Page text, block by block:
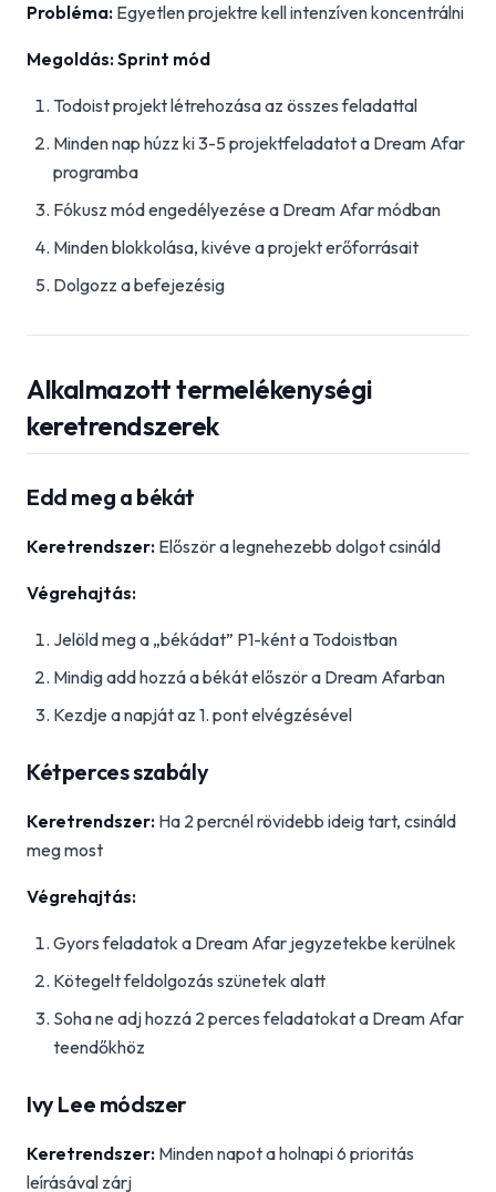
Probléma: Egyetlen projektre kell intenzíven koncentrálni
Megoldás: Sprint mód
Todoist projekt létrehozása az összes feladattal
Minden nap húzz ki 3-5 projektfeladatot a Dream Afar
programba
Fókusz mód engedélyezése a Dream Afar módban
Minden blokkolása, kivéve a projekt erőforrásait
Dolgozz a befejezésig
Alkalmazott termelékenységi
keretrendszerek
Edd meg a békát
Keretrendszer: Először a legnehezebb dolgot csináld
Végrehajtás:
Jelöld meg a „békádat” P1-ként a Todoistban
Mindig add hozzá a békát először a Dream Afarban
Kezdje a napját az 1. pont elvégzésével
Kétperces szabály
Keretrendszer: Ha 2 percnél rövidebb ideig tart, csináld
meg most
Végrehajtás:
Gyors feladatok a Dream Afar jegyzetekbe kerülnek
Kötegelt feldolgozás szünetek alatt
Soha ne adj hozzá 2 perces feladatokat a Dream Afar
teendőkhöz
Ivy Lee módszer
Keretrendszer: Minden napot a holnapi 6 prioritás
leírásával zárj